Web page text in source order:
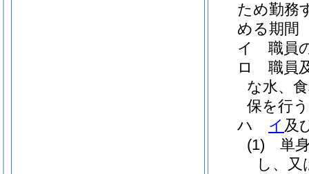
ため勤務
める期間
イ
職員
ロ
職員
な水、
保を行
ハ
イ 及
(1)
単
し、